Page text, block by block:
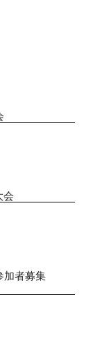
会
加者募集